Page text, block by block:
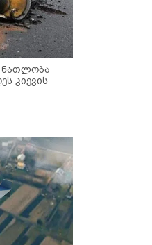
ნათლობა
კიევის